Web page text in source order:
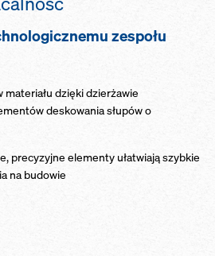
zespołu
dzięki dzierżawie
deskowania słupów o
precyzyjne elementy ułatwiają szybkie
na budowie